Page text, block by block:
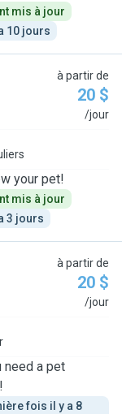
mis à jour
10 jours
à partir de
20 $
/jour
your pet!
mis à jour
3 jours
à partir de
20 $
/jour
need a pet
fois il y a 8